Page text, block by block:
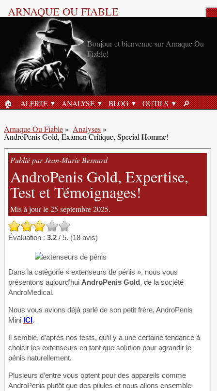
ARNAQUE OU FIABLE
Fiable!
ACCUEIL
🏠︎ ALERTE ANALYSE BLOG OUTILS 🔎︎
Arnaque Ou Fiable» Analyses»
AndroPenis Gold, Examen Critique, Special Homme!
Publié par Jean-Marie Besnard
AndroPenis Gold, Expertise,
Test et Témoignages!
Mis à jour le 25 septembre 2025.
Évaluation : 3.2 / 5. (18 avis)
Dans la catégorie « extenseurs de pénis », nous vous
présentons aujourd’hui AndroPenis Gold, de la société
AndroMedical.
Nous vous avions déjà parlé de son petit frère, AndroPenis
Mini ICI.
Il semble, d’après nos tests, qu’il y a une certaine tendance à
choisir les extenseurs en tant que solution pour agrandir le
pénis naturellement.
Plusieurs d’entre vous optent pour des appareils comme
AndroPenis plutôt que des pilules et nous allons ensemble